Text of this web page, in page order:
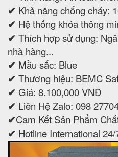
✔ Khả năng chống cháy:
✔ Hệ thống khóa thông
✔ Thích hợp sử dụng:
nhà hàng...
✔ Mầu sắc: Blue
✔ Thương hiệu: BEMC
✔ Giá: 8.100,000 VNĐ
✔ Liên Hệ Zalo: 098
✔Cam Kết Sản Phẩm
✔ Hotline International